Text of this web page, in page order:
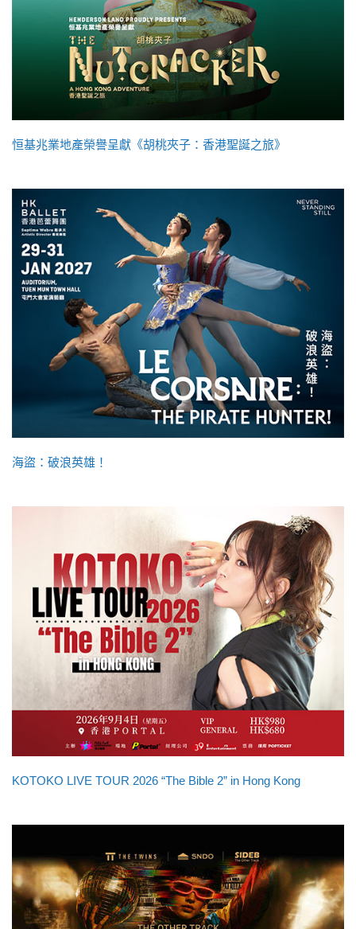
恒基兆業地產榮譽呈獻《胡桃夾子：香港聖誕之旅》
海盜：破浪英雄！
KOTOKO LIVE TOUR 2026 “The Bible 2” in Hong Kong